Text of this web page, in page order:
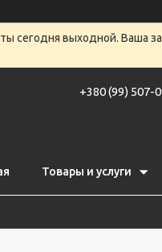
сегодня выходной. Ваша
+380 (99) 507-
Товары и услуги